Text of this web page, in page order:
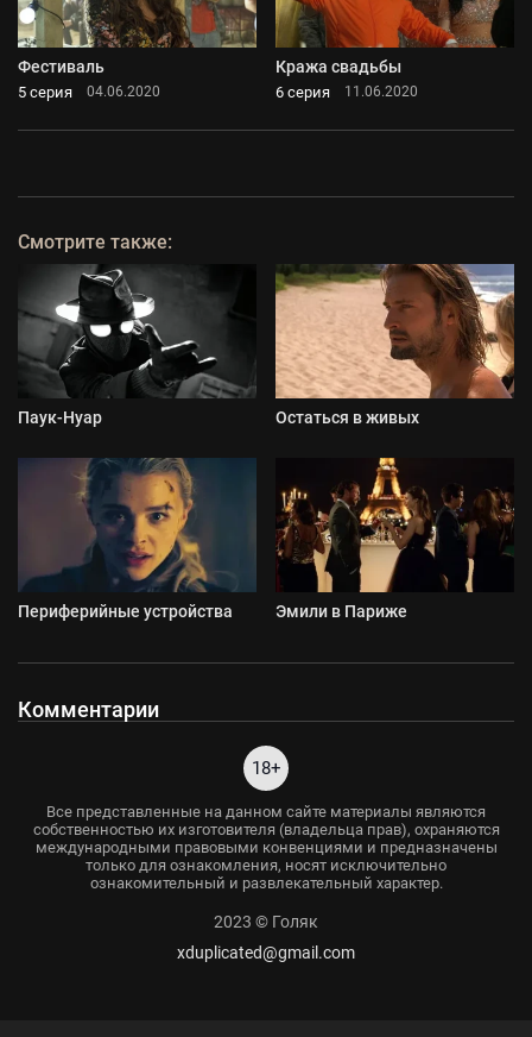
Фестиваль
5 серия 04.06.2020
Кража свадьбы
6 серия 11.06.2020
Смотрите также:
Паук-Нуар Остаться в живых
Периферийные устройства Эмили в Париже
Комментарии
18+
Все представленные на данном сайте материалы являются
собственностью их изготовителя (владельца прав), охраняются
международными правовыми конвенциями и предназначены
только для ознакомления, носят исключительно
ознакомительный и развлекательный характер.
2023 © Голяк
xduplicated@gmail.com